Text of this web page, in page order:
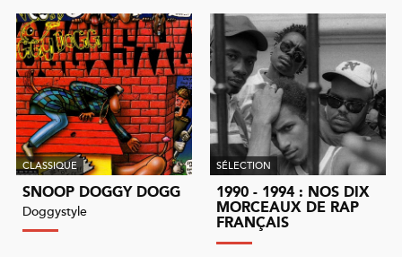
CLASSIQUE
SNOOP DOGGY DOGG
Doggystyle
SÉLECTION
1990 - 1994 : NOS DIX
MORCEAUX DE RAP
FRANÇAIS